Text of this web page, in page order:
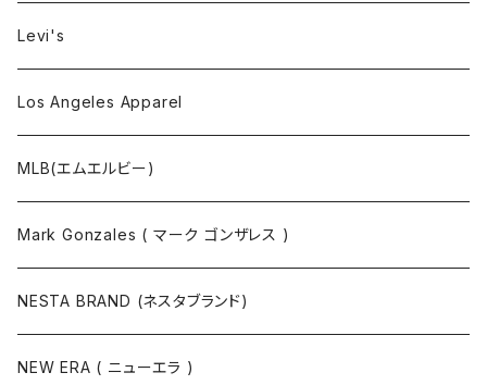
靴下
Levi's
Los Angeles Apparel
MLB(エムエルビー)
Mark Gonzales ( マーク ゴンザレス )
NESTA BRAND (ネスタブランド)
NEW ERA ( ニューエラ )